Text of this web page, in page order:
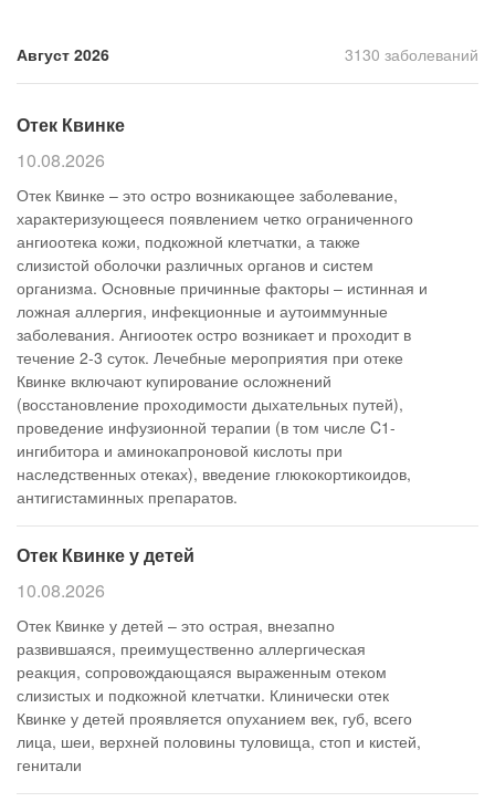
Август 2026 3130 заболеваний
Отек Квинке
10.08.2026
Отек Квинке – это остро возникающее заболевание,
характеризующееся появлением четко ограниченного
ангиоотека кожи, подкожной клетчатки, а также
слизистой оболочки различных органов и систем
организма. Основные причинные факторы – истинная и
ложная аллергия, инфекционные и аутоиммунные
заболевания. Ангиоотек остро возникает и проходит в
течение 2-3 суток. Лечебные мероприятия при отеке
Квинке включают купирование осложнений
(восстановление проходимости дыхательных путей),
проведение инфузионной терапии (в том числе C1-
ингибитора и аминокапроновой кислоты при
наследственных отеках), введение глюкокортикоидов,
антигистаминных препаратов.
Отек Квинке у детей
10.08.2026
Отек Квинке у детей – это острая, внезапно
развившаяся, преимущественно аллергическая
реакция, сопровождающаяся выраженным отеком
слизистых и подкожной клетчатки. Клинически отек
Квинке у детей проявляется опуханием век, губ, всего
лица, шеи, верхней половины туловища, стоп и кистей,
генитали